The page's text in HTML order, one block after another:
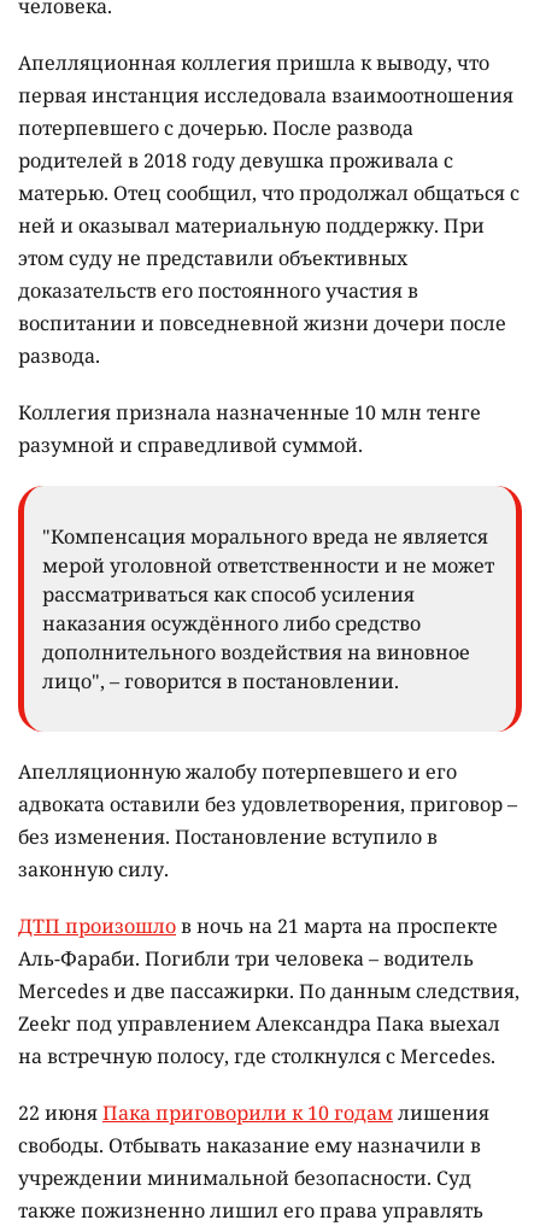
человека.
Апелляционная коллегия пришла к выводу, что
первая инстанция исследовала взаимоотношения
потерпевшего с дочерью. После развода
родителей в 2018 году девушка проживала с
матерью. Отец сообщил, что продолжал общаться с
ней и оказывал материальную поддержку. При
этом суду не представили объективных
доказательств его постоянного участия в
воспитании и повседневной жизни дочери после
развода.
Коллегия признала назначенные 10 млн тенге
разумной и справедливой суммой.
"Компенсация морального вреда не является
мерой уголовной ответственности и не может
рассматриваться как способ усиления
наказания осуждённого либо средство
дополнительного воздействия на виновное
лицо", – говорится в постановлении.
Апелляционную жалобу потерпевшего и его
адвоката оставили без удовлетворения, приговор –
без изменения. Постановление вступило в
законную силу.
ДТП произошлов ночь на 21 марта на проспекте
Аль-Фараби. Погибли три человека – водитель
Mercedes и две пассажирки. По данным следствия,
Zeekr под управлением Александра Пака выехал
на встречную полосу, где столкнулся с Mercedes.
22 июняПака приговорили к 10 годамлишения
свободы. Отбывать наказание ему назначили в
учреждении минимальной безопасности. Суд
также пожизненно лишил его права управлять